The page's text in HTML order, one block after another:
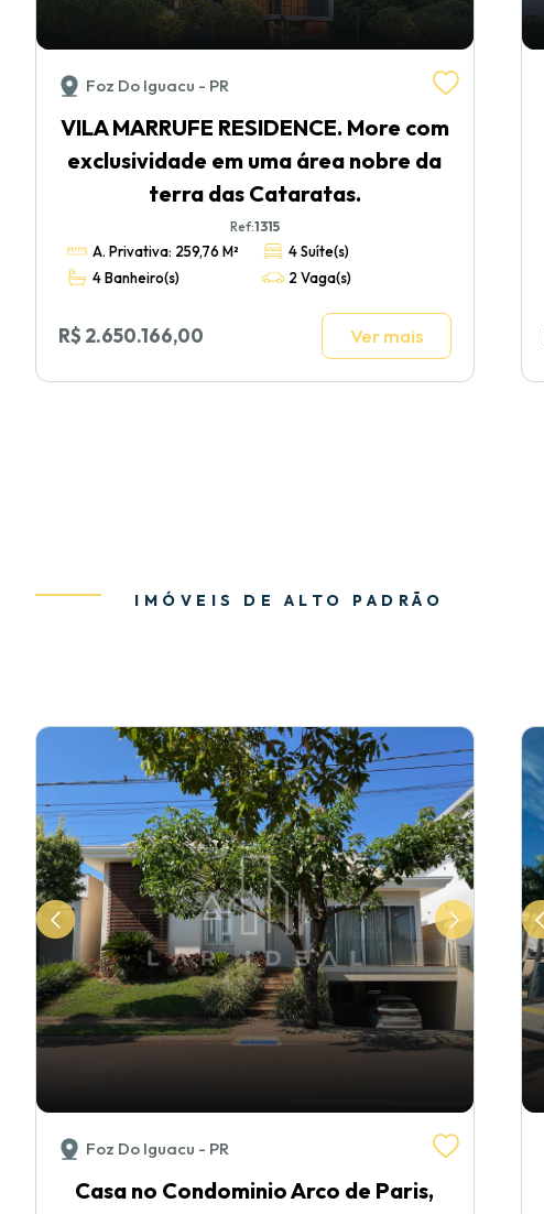
Foz Do Iguacu - PR
VILA MARRUFE RESIDENCE. More com
exclusividade em uma área nobre da
terra das Cataratas.
Ref:1315
A. Privativa: 259,76 M²
4 Suíte(s)
4 Banheiro(s)
2 Vaga(s)
R$ 2.650.166,00 Ver mais
IMÓVEIS DE ALTO PADRÃO
Foz Do Iguacu - PR
Casa no Condominio Arco de Paris,